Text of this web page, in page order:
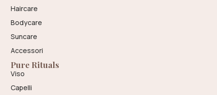
Haircare
Bodycare
Suncare
Accessori
Pure Rituals
Viso
Capelli